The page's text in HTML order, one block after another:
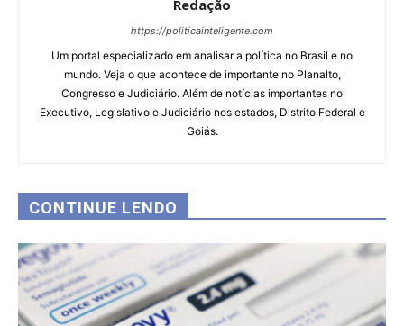
Redação
https://politicainteligente.com
Um portal especializado em analisar a política no Brasil e no
mundo. Veja o que acontece de importante no Planalto,
Congresso e Judiciário. Além de notícias importantes no
Executivo, Legislativo e Judiciário nos estados, Distrito Federal e
Goiás.
CONTINUE LENDO